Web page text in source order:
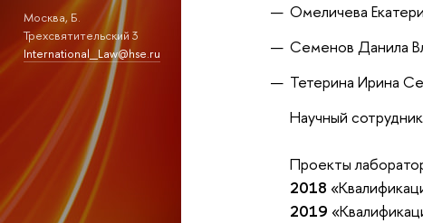
Москва, Б.
Трехсвятительский 3
International_Law@hse.ru
Омеличева
Семенов Данила
Тетерина Ирина
Научный
Проекты
2018
2019